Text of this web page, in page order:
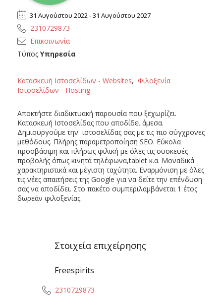
31 Αυγούστου 2022 - 31 Αυγούστου 2027
2310729873
Επικοινωνία
Τύπος Υπηρεσία
Κατασκευή Ιστοσελίδων - Websites, Φιλοξενία
Ιστοσελίδων - Hosting
Αποκτήστε διαδικτυακή παρουσία που ξεχωρίζει.
Κατασκευή Ιστοσελίδας που αποδίδει άμεσα.
Δημιουργούμε την ιστοσελίδας σας με τις πιο σύγχρονες
μεθόδους. Πλήρης παραμετροποίηση SEO. Εύκολα
προσβάσιμη και πλήρως φιλική με όλες τις συσκευές
προβολής όπως κινητά τηλέφωνα,tablet κ.α. Μοναδικά
χαρακτηριστικά και μέγιστη ταχύτητα. Εναρμόνιση με όλες
τις νέες απαιτήσεις της Google για να δείτε την επένδυση
σας να αποδίδει. Στο πακέτο συμπεριλαμβάνεται 1 έτος
δωρεάν φιλοξενίας.
Στοιχεία επιχείρησης
Freespirits
2310729873